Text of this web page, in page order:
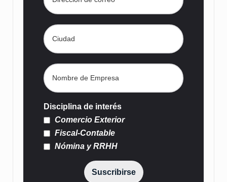
Disciplina de interés
Comercio Exterior
Fiscal-Contable
Nómina y RRHH
Suscribirse